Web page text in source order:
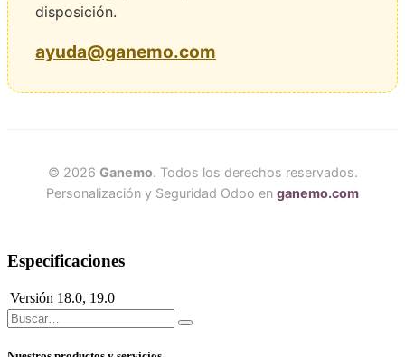
disposición.
ayuda@ganemo.com
© 2026 Ganemo. Todos los derechos reservados.
Personalización y Seguridad Odoo en ganemo.com
Especificaciones
Versión 18.0, 19.0